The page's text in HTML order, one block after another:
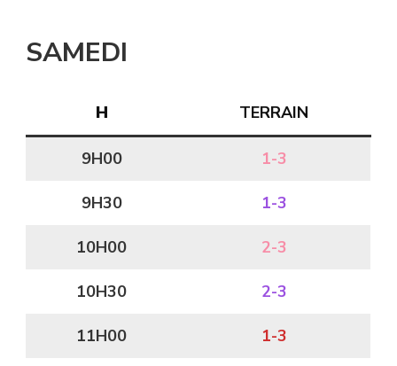
SAMEDI
H TERRAIN
9H00 1-3
9H30 1-3
10H00 2-3
10H30 2-3
11H00 1-3